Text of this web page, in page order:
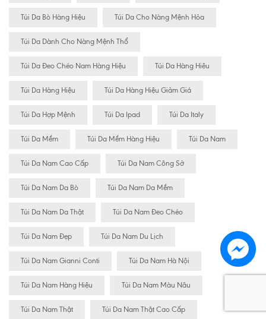
Túi Da Bò Hàng Hiệu Túi Da Cho Nàng Mệnh Hỏa
Túi Da Dành Cho Nàng Mệnh Thổ
Túi Da Đeo Chéo Nam Hàng Hiệu Túi Da Hàng Hiêu
Túi Da Hàng Hiệu Túi Da Hàng Hiệu Giảm Giá
Túi Da Hợp Mệnh Túi Da Ipad Túi Da Italy
Túi Da Mềm Túi Da Mềm Hàng Hiệu Túi Da Nam
Túi Da Nam Cao Cấp Túi Da Nam Công Sở
Túi Da Nam Da Bò Túi Da Nam Da Mềm
Túi Da Nam Da Thật Túi Da Nam Đeo Chéo
Túi Da Nam Đẹp Túi Da Nam Du Lịch
Túi Da Nam Gianni Conti Túi Da Nam Hà Nội
Túi Da Nam Hàng Hiệu Túi Da Nam Màu Nâu
Túi Da Nam Thật Túi Da Nam Thật Cao Cấp